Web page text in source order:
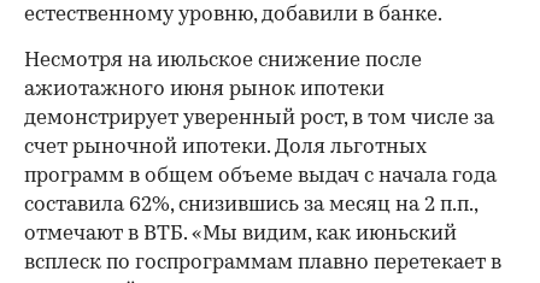
естественному уровню, добавили в банке.
Несмотря на июльское снижение после
ажиотажного июня рынок ипотеки
демонстрирует уверенный рост, в том числе за
счет рыночной ипотеки. Доля льготных
программ в общем объеме выдач с начала года
составила 62%, снизившись за месяц на 2 п.п.,
отмечают в ВТБ. «Мы видим, как июньский
всплеск по госпрограммам плавно перетекает в